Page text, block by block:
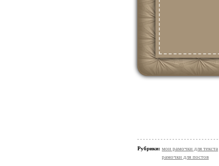
Рубрики: мои рамочки для текста
рамочки для постов